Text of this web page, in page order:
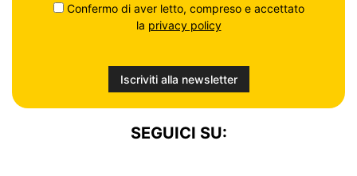
Confermo di aver letto, compreso e accettato
la privacy policy
SEGUICI SU: